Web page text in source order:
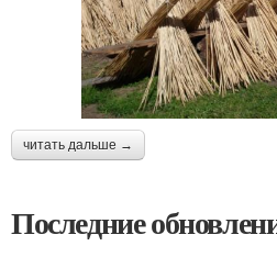
читать дальше →
Последние